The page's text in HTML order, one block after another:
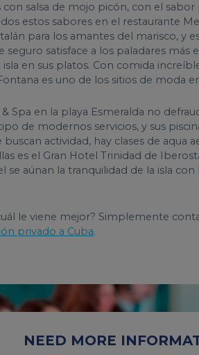
con salsa de mojo picón, con el
estos sabores en el restaurante
para los amantes del marisco, y
satisface a los paladares más
en sus platos. Con comida
es uno de los sitios de moda
Spa en la playa Esmeralda no
de modernos servicios, y sus
actividad, hay clases de aqua
es el Gran Hotel Trinidad de
aúnan la tranquilidad de la isla
le viene mejor? Simplemente
privado a Cuba.
NEED MORE